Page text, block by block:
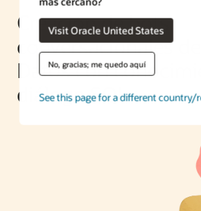
Visit Oracle United States
No, gracias; me quedo aquí
See this page for a different country/
Creación de bots
conversacionales de
Datos con
diálogo SQL